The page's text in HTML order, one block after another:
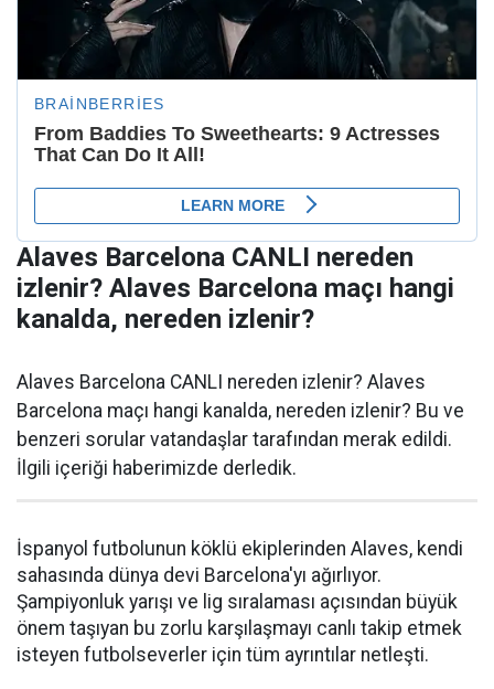
Alaves Barcelona CANLI nereden
izlenir? Alaves Barcelona maçı hangi
kanalda, nereden izlenir?
Alaves Barcelona CANLI nereden izlenir? Alaves
Barcelona maçı hangi kanalda, nereden izlenir? Bu ve
benzeri sorular vatandaşlar tarafından merak edildi.
İlgili içeriği haberimizde derledik.
İspanyol futbolunun köklü ekiplerinden Alaves, kendi
sahasında dünya devi Barcelona'yı ağırlıyor.
Şampiyonluk yarışı ve lig sıralaması açısından büyük
önem taşıyan bu zorlu karşılaşmayı canlı takip etmek
isteyen futbolseverler için tüm ayrıntılar netleşti.